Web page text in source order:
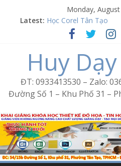
Monday,
Latest: Học Corel Tân Tạo
Cách tạo USB Boot
Khóa học Photoshop
Excel Bình Trị Đông –
Word Bình Trị Đông –
Huy
ĐT: 0933413530 – Zalo:
Đường Số 1 – Khu Phố 31 –